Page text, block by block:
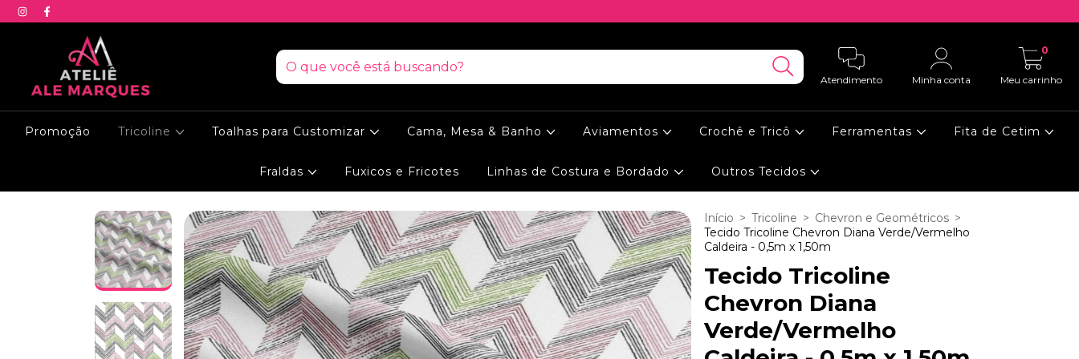
Atendimento Minha conta Meu carrinho
0
Promoção Tricoline Toalhas para Customizar Cama, Mesa & Banho Aviamentos Crochê e Tricô Ferramentas Fita de Cetim
Fraldas Fuxicos e Fricotes Linhas de Costura e Bordado Outros Tecidos
Início > Tricoline > Chevron e Geométricos >
Tecido Tricoline Chevron Diana Verde/Vermelho
Caldeira - 0,5m x 1,50m
Tecido Tricoline
Chevron Diana
Verde/Vermelho